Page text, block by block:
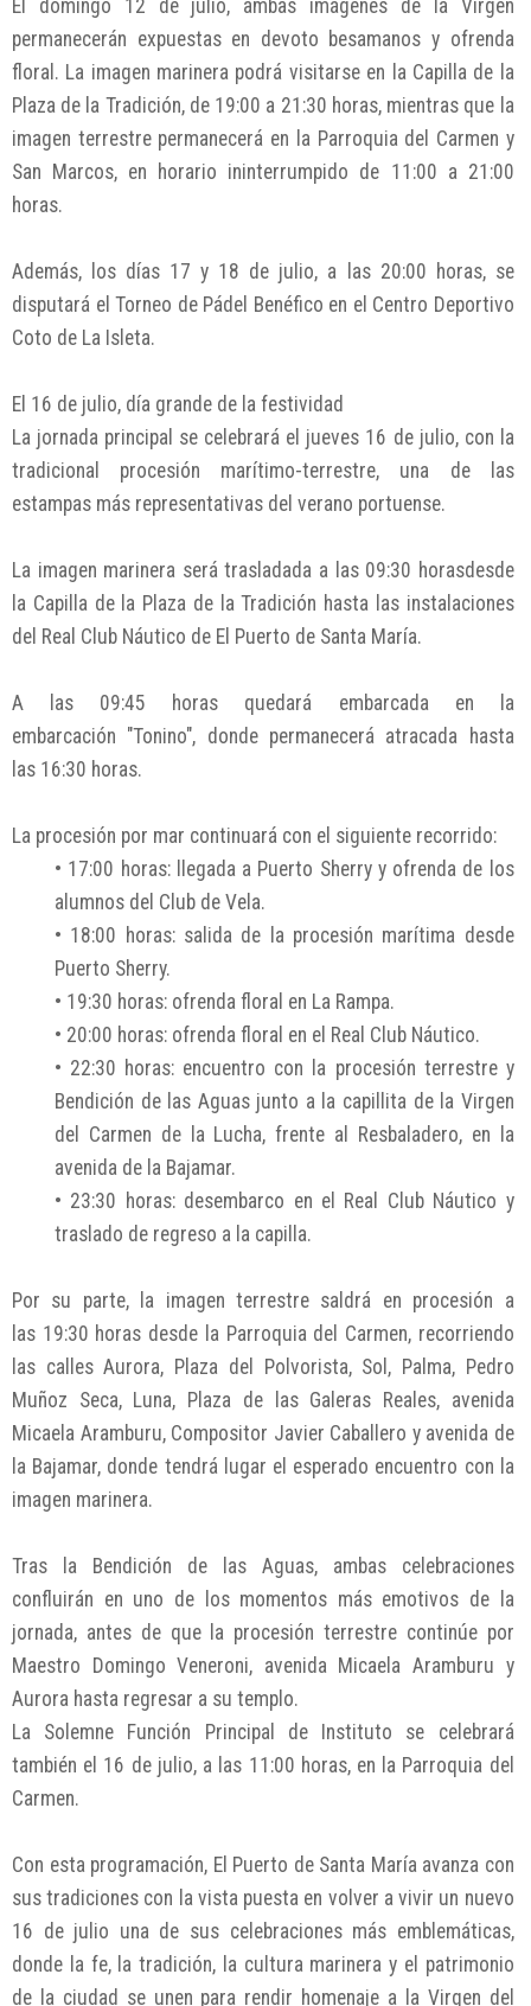
El domingo 12 de julio, ambas imágenes de la Virgen
permanecerán expuestas en devoto besamanos y ofrenda
floral. La imagen marinera podrá visitarse en la Capilla de la
Plaza de la Tradición, de 19:00 a 21:30 horas, mientras que la
imagen terrestre permanecerá en la Parroquia del Carmen y
San Marcos, en horario ininterrumpido de 11:00 a 21:00
horas.
Además, los días 17 y 18 de julio, a las 20:00 horas, se
disputará el Torneo de Pádel Benéfico en el Centro Deportivo
Coto de La Isleta.
El 16 de julio, día grande de la festividad
La jornada principal se celebrará el jueves 16 de julio, con la
tradicional procesión marítimo-terrestre, una de las
estampas más representativas del verano portuense.
La imagen marinera será trasladada a las 09:30 horasdesde
la Capilla de la Plaza de la Tradición hasta las instalaciones
del Real Club Náutico de El Puerto de Santa María.
A las 09:45 horas quedará embarcada en la
embarcación "Tonino", donde permanecerá atracada hasta
las 16:30 horas.
La procesión por mar continuará con el siguiente recorrido:
• 17:00 horas: llegada a Puerto Sherry y ofrenda de los
alumnos del Club de Vela.
• 18:00 horas: salida de la procesión marítima desde
Puerto Sherry.
• 19:30 horas: ofrenda floral en La Rampa.
• 20:00 horas: ofrenda floral en el Real Club Náutico.
• 22:30 horas: encuentro con la procesión terrestre y
Bendición de las Aguas junto a la capillita de la Virgen
del Carmen de la Lucha, frente al Resbaladero, en la
avenida de la Bajamar.
• 23:30 horas: desembarco en el Real Club Náutico y
traslado de regreso a la capilla.
Por su parte, la imagen terrestre saldrá en procesión a
las 19:30 horas desde la Parroquia del Carmen, recorriendo
las calles Aurora, Plaza del Polvorista, Sol, Palma, Pedro
Muñoz Seca, Luna, Plaza de las Galeras Reales, avenida
Micaela Aramburu, Compositor Javier Caballero y avenida de
la Bajamar, donde tendrá lugar el esperado encuentro con la
imagen marinera.
Tras la Bendición de las Aguas, ambas celebraciones
confluirán en uno de los momentos más emotivos de la
jornada, antes de que la procesión terrestre continúe por
Maestro Domingo Veneroni, avenida Micaela Aramburu y
Aurora hasta regresar a su templo.
La Solemne Función Principal de Instituto se celebrará
también el 16 de julio, a las 11:00 horas, en la Parroquia del
Carmen.
Con esta programación, El Puerto de Santa María avanza con
sus tradiciones con la vista puesta en volver a vivir un nuevo
16 de julio una de sus celebraciones más emblemáticas,
donde la fe, la tradición, la cultura marinera y el patrimonio
de la ciudad se unen para rendir homenaje a la Virgen del